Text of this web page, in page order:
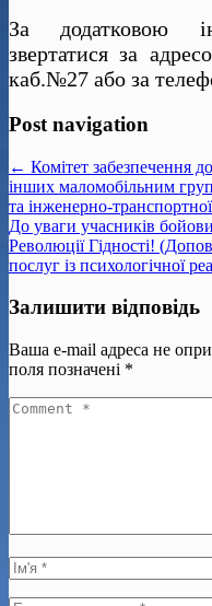
За додатковою
звертатися за
каб.№27 або за
Post navigation
← Комітет забезпечення
інших маломобільним груп
та інженерно-
До уваги учасників
Революції Гідності!
послуг із психологічної
Залишити відповідь
Ваша e-mail адреса не
поля позначені *